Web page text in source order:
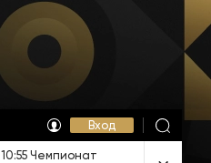
Вход
10:55 Чемпионат